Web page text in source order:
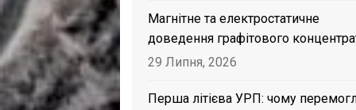
Магнітне та електростатичне
доведення графітового
29 Липня, 2026
Перша літієва УРП: чому